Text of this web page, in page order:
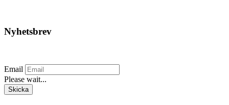
Nyhetsbrev
Email
Please wait...
Skicka